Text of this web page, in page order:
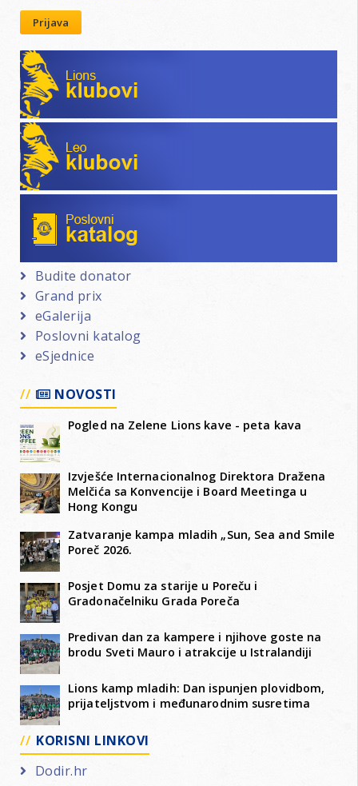
Prijava
Lions klubovi
Leo klubovi
Budite donator
Grand prix
eGalerija
Poslovni katalog
eSjednice
NOVOSTI
Pogled na Zelene Lions kave - peta kava
Izvješće Internacionalnog Direktora Dražena
Melčića sa Konvencije i Board Meetinga u
Hong Kongu
Zatvaranje kampa mladih „Sun, Sea and Smile
Poreč 2026.
Posjet Domu za starije u Poreču i
Gradonačelniku Grada Poreča
Predivan dan za kampere i njihove goste na
brodu Sveti Mauro i atrakcije u Istralandiji
Lions kamp mladih: Dan ispunjen plovidbom,
prijateljstvom i međunarodnim susretima
KORISNI LINKOVI
Dodir.hr